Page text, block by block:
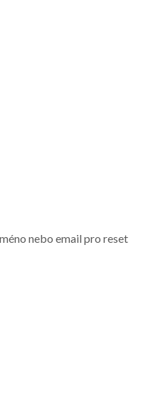
nebo email pro reset